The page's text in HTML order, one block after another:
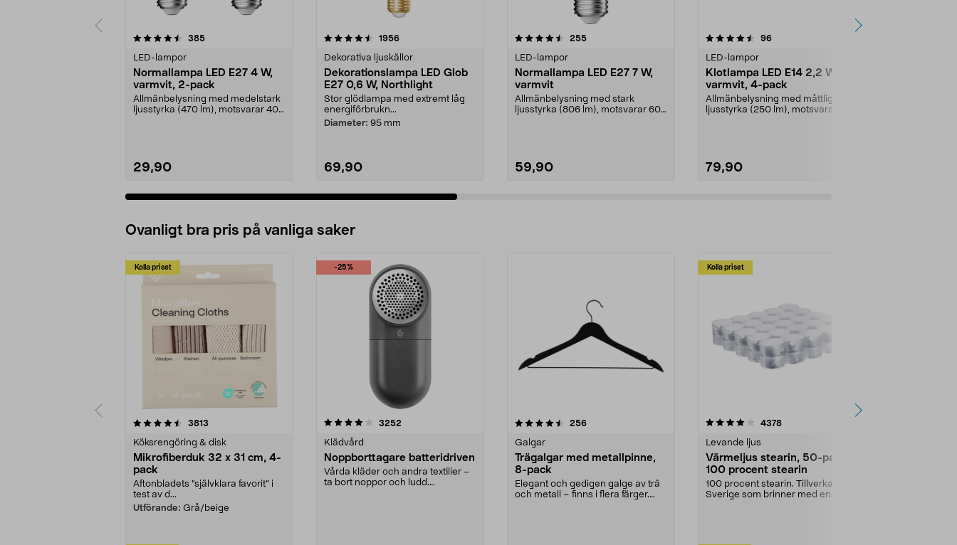
385recensioner
LED-lampor
Normallampa LED E27 4 W,
varmvit, 2-pack
Allmänbelysning med medelstark
ljusstyrka (470 lm), motsvarar 40
29,90
4.5 av 5 stjärnor 1956recensioner
Dekorativa ljuskällor
Dekorationslampa LED Glob
E27 0,6 W, Northlight
Stor glödlampa med extremt låg
energiförbrukn...
Diameter: 95 mm
69,90
4.5 av 5 stjärnor 255recensioner
LED-lampor
Normallampa LED E27 7 W,
varmvit
Allmänbelysning med stark
ljusstyrka (806 lm), motsvarar 60
59,90
4.5 av 5 stjärnor 96recensioner
LED-lampor
Klotlampa LED E14 2,2 W,
varmvit, 4-pack
Allmänbelysning med måttlig
ljusstyrka (250 lm), motsvarar 25
79,90
4.5 av 5 stjärnor
Ovanligt bra pris på vanliga saker
Kolla priset
3813
Köksrengöring & disk
Mikrofiberduk 32 x 31 cm, 4-
pack
Aftonbladets "självklara favorit” i
test av d...
Utförande: Grå/beige
-25%
4.0av 5 stjärnor 3252
Klädvård
Noppborttagare batteridriven
Vårda kläder och andra textilier –
ta bort noppor och ludd.
4.5av 5 stjärnor 256recensioner
Galgar
Trägalgar med metallpinne,
8-pack
Elegant och gedigen galge av trä
och metall – finns i flera färger.
Kolla priset
4.0av 5 stjärnor 4378recensioner
Levande ljus
Värmeljus stearin, 50-pack,
100 procent stearin
100 procent stearin. Tillverkade i
Sverige som brinner med en
4.5av 5 stjärnor